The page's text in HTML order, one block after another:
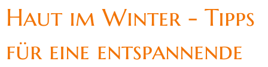
Haut im Winter - Tipps
für eine entspannende